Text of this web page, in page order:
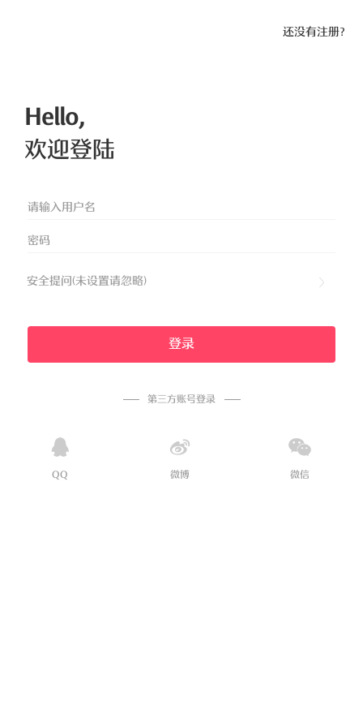
还没有注册？
Hello,
欢迎登陆
安全提问(未设置请忽略)
登录
第三方账号登录
QQ 微博 微信